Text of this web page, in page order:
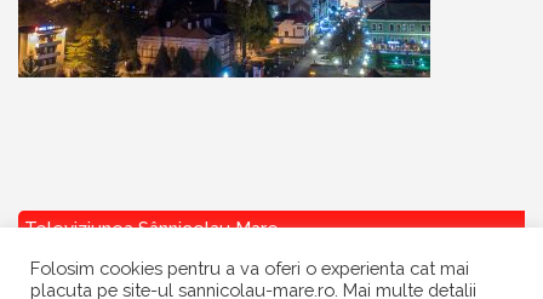
Televiziunea Sânnicolau Mare
Folosim cookies pentru a va oferi o experienta cat mai
placuta pe site-ul sannicolau-mare.ro. Mai multe detalii